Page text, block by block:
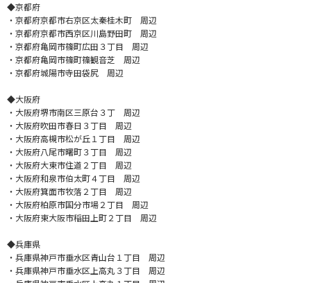
◆京都府
・京都府京都市右京区太秦桂木町 周辺
・京都府京都市西京区川島野田町 周辺
・京都府亀岡市篠町広田３丁目 周辺
・京都府亀岡市篠町篠観音芝 周辺
・京都府城陽市寺田袋尻 周辺
◆大阪府
・大阪府堺市南区三原台３丁 周辺
・大阪府吹田市春日３丁目 周辺
・大阪府高槻市松が丘１丁目 周辺
・大阪府八尾市曙町３丁目 周辺
・大阪府大東市住道２丁目 周辺
・大阪府和泉市伯太町４丁目 周辺
・大阪府箕面市牧落２丁目 周辺
・大阪府柏原市国分市場２丁目 周辺
・大阪府東大阪市稲田上町２丁目 周辺
◆兵庫県
・兵庫県神戸市垂水区青山台１丁目 周辺
・兵庫県神戸市垂水区上高丸３丁目 周辺